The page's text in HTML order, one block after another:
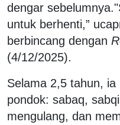
dengar sebelumnya."
untuk berhenti,”
berbincang dengan
(4/12/2025).
Selama 2,5 tahun,
pondok: sabaq,
mengulang, dan